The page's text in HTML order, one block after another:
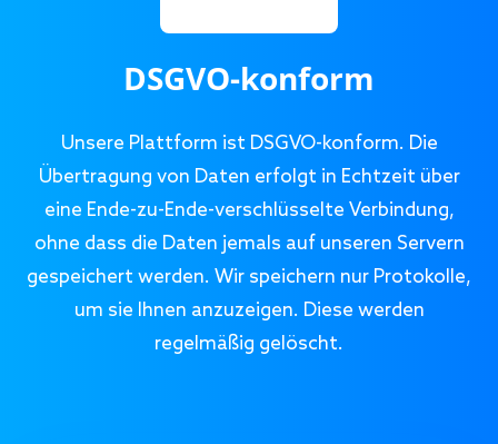
DSGVO-konform
Unsere Plattform ist DSGVO-konform. Die
Übertragung von Daten erfolgt in Echtzeit über
eine Ende-zu-Ende-verschlüsselte Verbindung,
ohne dass die Daten jemals auf unseren Servern
gespeichert werden. Wir speichern nur Protokolle,
um sie Ihnen anzuzeigen. Diese werden
regelmäßig gelöscht.